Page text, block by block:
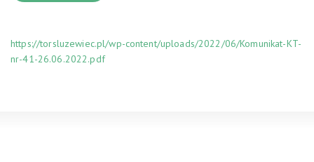
https://torsluzewiec.pl/wp-content/uploads/2022/06/Komunikat-KT-
nr-41-26.06.2022.pdf